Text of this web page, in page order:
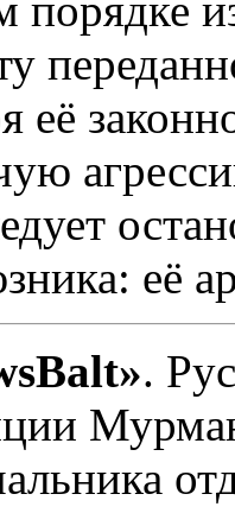
порядке
её
её
.